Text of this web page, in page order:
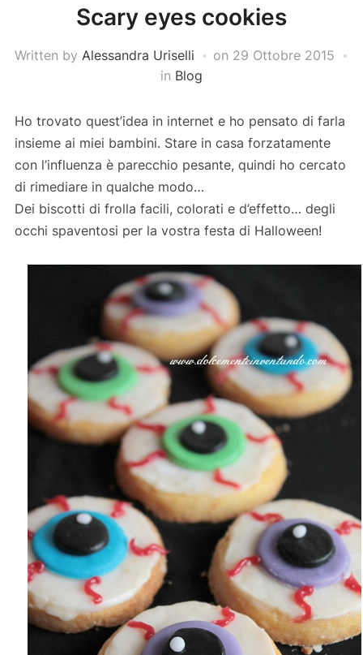
Scary eyes cookies
Written by Alessandra Uriselli on 29 Ottobre 2015
in Blog
Ho trovato quest’idea in internet e ho pensato di farla
insieme ai miei bambini. Stare in casa forzatamente
con l’influenza è parecchio pesante, quindi ho cercato
di rimediare in qualche modo…
Dei biscotti di frolla facili, colorati e d’effetto… degli
occhi spaventosi per la vostra festa di Halloween!